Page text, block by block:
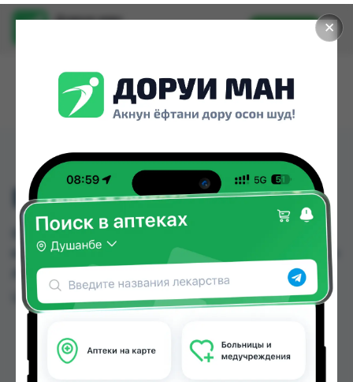
✕
Доруи ман
Установить
ВИНБЛАСТИН 10МГ
ВИНБЛАСТИН 10МГ можно купить или заказать
в аптеках, Арча по цене от 72.00 TJS в Душанбе и
других городах Таджикистана
Цена: от
72.00 TJS